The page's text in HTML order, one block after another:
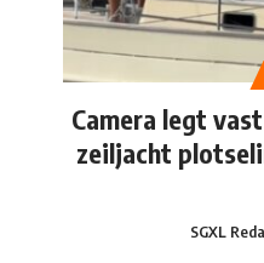
Camera legt
zeiljacht
SGXL